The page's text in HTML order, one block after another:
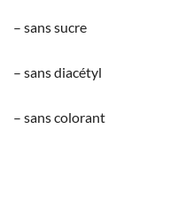
– sans sucre
– sans diacétyl
– sans colorant